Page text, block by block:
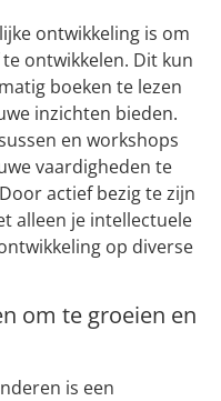
ontwikkeling is om
ontwikkelen. Dit kun
boeken te lezen
inzichten bieden.
en workshops
vaardigheden te
actief bezig te zijn
alleen je intellectuele
op diverse
om te groeien en
is een